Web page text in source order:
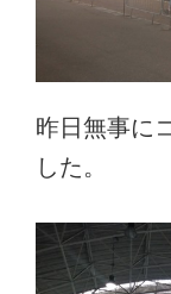
昨日無事に
した。